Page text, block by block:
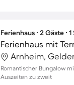
Ferienhaus ∙ 2 Gäste ∙
Ferienhaus mit
Arnheim,
Romantischer Bungalow
Auszeiten zu zweit